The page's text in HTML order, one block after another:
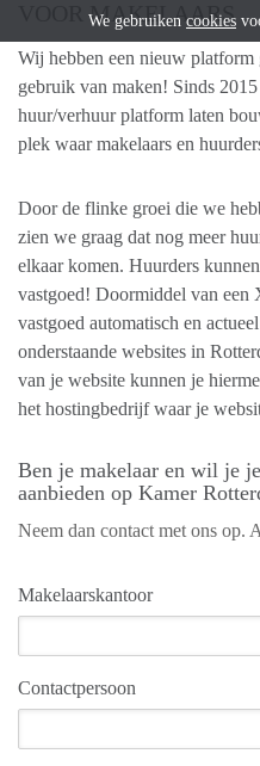
VOOR MAKELAARS
Wij hebben een nieuw platform
gebruik van maken! Sinds
huur/verhuur platform laten
plek waar makelaars en
Door de flinke groei die we
zien we graag dat nog meer
elkaar komen. Huurders
vastgoed! Doormiddel van
vastgoed automatisch en
onderstaande websites in
van je website kunnen je
het hostingbedrijf waar je
Ben je makelaar en wil je
aanbieden op Kamer
Neem dan contact met ons op.
Makelaarskantoor
Contactpersoon
We gebruiken cookies